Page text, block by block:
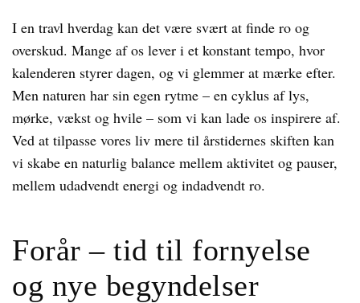
I en travl hverdag kan det være svært at finde ro og
overskud. Mange af os lever i et konstant tempo, hvor
kalenderen styrer dagen, og vi glemmer at mærke efter.
Men naturen har sin egen rytme – en cyklus af lys,
mørke, vækst og hvile – som vi kan lade os inspirere af.
Ved at tilpasse vores liv mere til årstidernes skiften kan
vi skabe en naturlig balance mellem aktivitet og pauser,
mellem udadvendt energi og indadvendt ro.
Forår – tid til fornyelse
og nye begyndelser